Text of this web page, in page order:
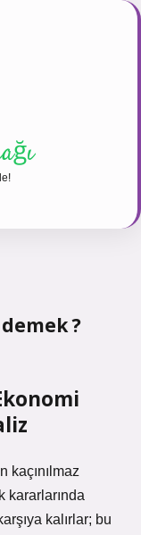
demek ?
kaçınılmaz
kararlarında
kalırlar; bu